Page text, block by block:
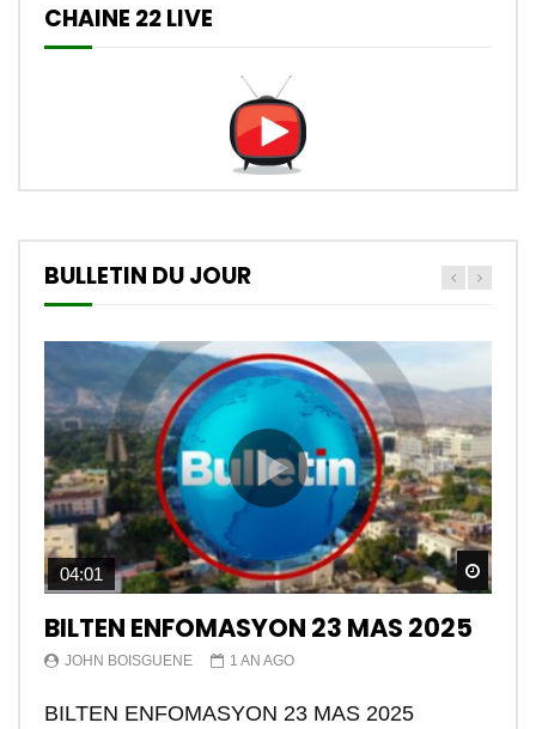
CHAINE 22 LIVE
BULLETIN DU JOUR
04:01
BILTEN ENFOMASYON 23 MAS 2025
JOHN BOISGUENE 1 AN AGO
BILTEN ENFOMASYON 23 MAS 2025